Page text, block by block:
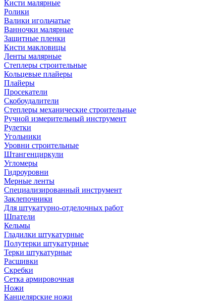
Кисти малярные
Ролики
Валики игольчатые
Ванночки малярные
Защитные пленки
Кисти макловицы
Ленты малярные
Степлеры строительные
Кольцевые плайеры
Плайеры
Просекатели
Скобоудалители
Степлеры механические строительные
Ручной измерительный инструмент
Рулетки
Угольники
Уровни строительные
Штангенциркули
Угломеры
Гидроуровни
Мерные ленты
Специализированный инструмент
Заклепочники
Для штукатурно-отделочных работ
Шпатели
Кельмы
Гладилки штукатурные
Полутерки штукатурные
Терки штукатурные
Расшивки
Скребки
Сетка армировочная
Ножи
Канцелярские ножи